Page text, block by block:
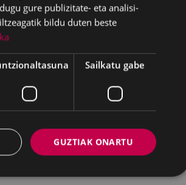
Hitzordu hau iCal
oharra Cookien politika
SPANISH
gure publizitate- eta analisi-
bildu duten beste
Sailkatu gabe
GUZTIAK ONARTU